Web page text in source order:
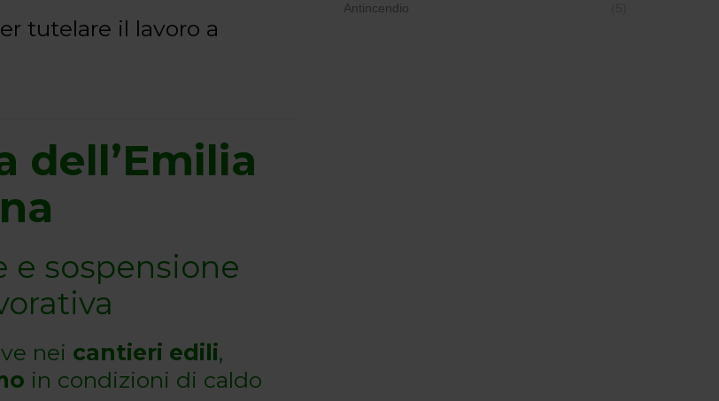
tutelare il lavoro a
dell’Emilia
e sospensione
nei cantieri edili,
in condizioni di caldo
Antincendio